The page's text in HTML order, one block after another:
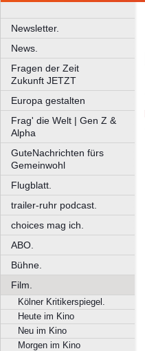
Newsletter.
News.
Fragen der Zeit
Zukunft JETZT
Europa gestalten
Frag' die Welt | Gen Z &
Alpha
GuteNachrichten fürs
Gemeinwohl
Flugblatt.
trailer-ruhr podcast.
choices mag ich.
ABO.
Bühne.
Film.
Kölner Kritikerspiegel.
Heute im Kino
Neu im Kino
Morgen im Kino